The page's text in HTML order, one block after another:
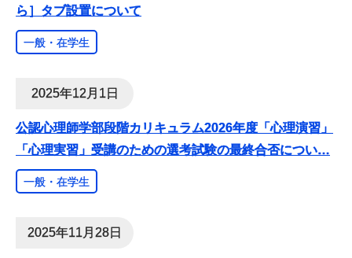
ら］タブ設置について
一般・在学生
2025年12月1日
公認心理師学部段階カリキュラム2026年度「心理演習」
「心理実習」受講のための選考試験の最終合否につい…
一般・在学生
2025年11月28日